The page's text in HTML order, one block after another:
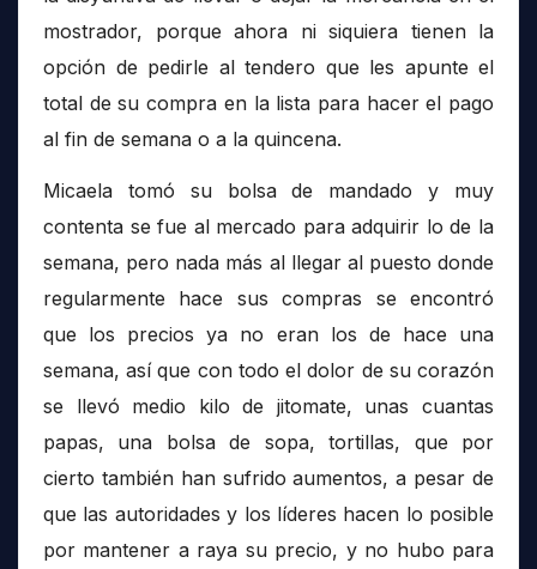
mostrador, porque ahora ni siquiera tienen la
opción de pedirle al tendero que les apunte el
total de su compra en la lista para hacer el pago
al fin de semana o a la quincena.
Micaela tomó su bolsa de mandado y muy
contenta se fue al mercado para adquirir lo de la
semana, pero nada más al llegar al puesto donde
regularmente hace sus compras se encontró
que los precios ya no eran los de hace una
semana, así que con todo el dolor de su corazón
se llevó medio kilo de jitomate, unas cuantas
papas, una bolsa de sopa, tortillas, que por
cierto también han sufrido aumentos, a pesar de
que las autoridades y los líderes hacen lo posible
por mantener a raya su precio, y no hubo para